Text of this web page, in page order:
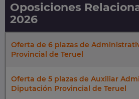
Oposiciones
2026
Oferta de 6 plazas de
Provincial de Teruel
Oferta de 5 plazas de Auxiliar
Diputación Provincial de Teruel